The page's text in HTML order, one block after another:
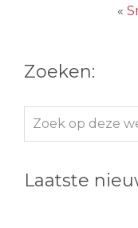
«
Zoeken:
Zoek
op
website
Laatste